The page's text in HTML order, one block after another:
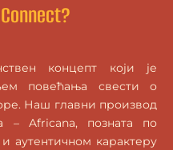
концепт који је
повећања свести о
Наш главни производ
– Africana, позната по
аутентичном карактеру